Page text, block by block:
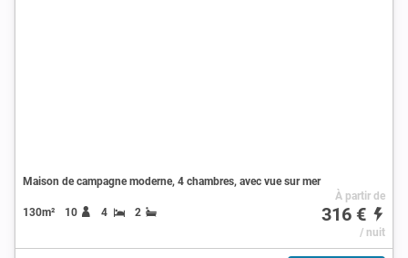
Maison de campagne moderne, 4 chambres, avec vue sur mer
130m² 10 4 2
À partir de
316 €
/ nuit